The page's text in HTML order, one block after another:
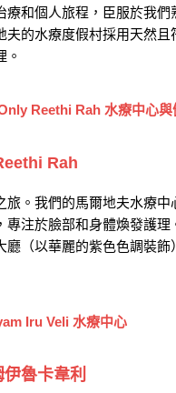
療和個人旅程，臣服於我
夫的水療度假村採用天然
。
Rah
旅。我們的馬爾地夫水療
專注於臉部和身體煥發護
廳（以華麗的紫色色調裝
魯卡韋利